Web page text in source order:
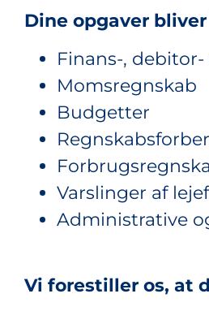
Dine opgaver bliver
Finans-,
Momsregnskab
Budgetter
Varslinger af
Administrative
Vi forestiller os, at